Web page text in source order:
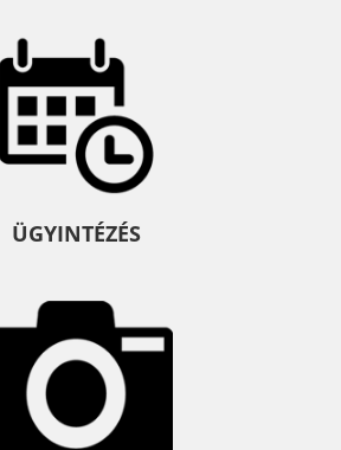
ÜGYINTÉZÉS